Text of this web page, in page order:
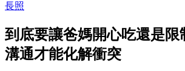
長照
到底要讓爸媽開心吃還是限
溝通才能化解衝突